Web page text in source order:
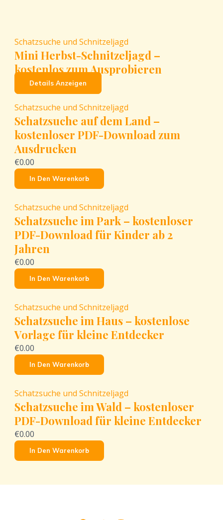
Schatzsuche und Schnitzeljagd
Mini Herbst-Schnitzeljagd –
kostenlos zum Ausprobieren
Details Anzeigen
Schatzsuche und Schnitzeljagd
Schatzsuche auf dem Land –
kostenloser PDF-Download zum
Ausdrucken
€0.00
In Den Warenkorb
Schatzsuche und Schnitzeljagd
Schatzsuche im Park – kostenloser
PDF-Download für Kinder ab 2
Jahren
€0.00
In Den Warenkorb
Schatzsuche und Schnitzeljagd
Schatzsuche im Haus – kostenlose
Vorlage für kleine Entdecker
€0.00
In Den Warenkorb
Schatzsuche und Schnitzeljagd
Schatzsuche im Wald – kostenloser
PDF-Download für kleine Entdecker
€0.00
In Den Warenkorb